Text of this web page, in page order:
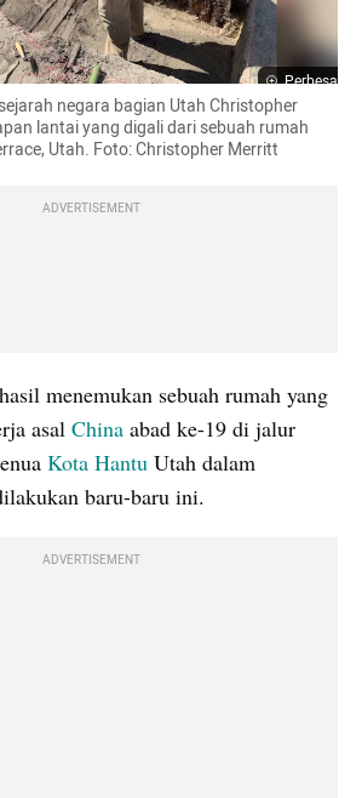
Perbesar
negara bagian Utah Christopher
lantai yang digali dari sebuah rumah
Utah. Foto: Christopher Merritt
ADVERTISEMENT
menemukan sebuah rumah yang
asal China abad ke-19 di jalur
Kota Hantu Utah dalam
baru-baru ini.
ADVERTISEMENT